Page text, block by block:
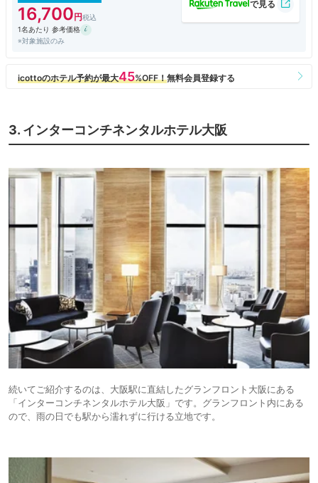
16,700
1名あたり 参考価格
※対象施設のみ
3. インターコンチネンタルホテル大阪
続いてご紹介するのは、大阪駅に直結したグランフロント大阪にある
「インターコンチネンタルホテル大阪」です。グランフロント内にある
ので、雨の日でも駅から濡れずに行ける立地です。